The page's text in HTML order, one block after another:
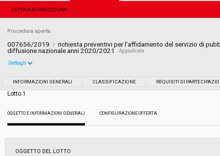
DETTAGLIO PROCEDURA
Procedura aperta
007656/2019
richiesta preventivi per l'affidamento del servizio di
diffusione nazionale anni 2020/2021
Aggiudicata
Tipo di contratto:
Data pubblicazione:
Svolgimento:
Dettagli
INFORMAZIONI GENERALI CLASSIFICAZIONE REQUISITI DI
Lotto 1
OGGETTO E INFORMAZIONI GENERALI CONFIGURAZIONE OFFERTA
OGGETTO DEL LOTTO